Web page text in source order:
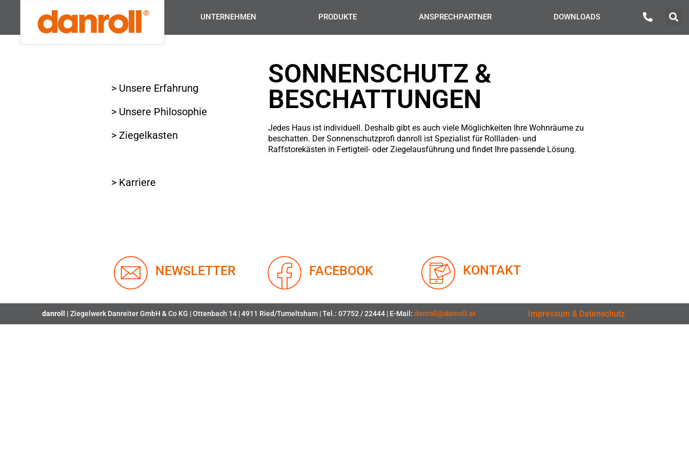
UNTERNEHMEN PRODUKTE ANSPRECHPARTNER DOWNLOADS
> Unsere Erfahrung
> Unsere Philosophie
> Ziegelkasten
> Karriere
SONNENSCHUTZ &
BESCHATTUNGEN
Jedes Haus ist individuell. Deshalb gibt es auch viele Möglichkeiten Ihre Wohnräume zu
beschatten. Der Sonnenschutzprofi danroll ist Spezialist für Rollladen- und
Raffstorekästen in Fertigteil- oder Ziegelausführung und findet Ihre passende Lösung.
NEWSLETTER FACEBOOK KONTAKT
danroll | Ziegelwerk Danreiter GmbH & Co KG | Ottenbach 14 | 4911 Ried/Tumeltsham | Tel.: 07752 / 22444 | E-Mail: danroll@danroll.at Impressum & Datenschutz